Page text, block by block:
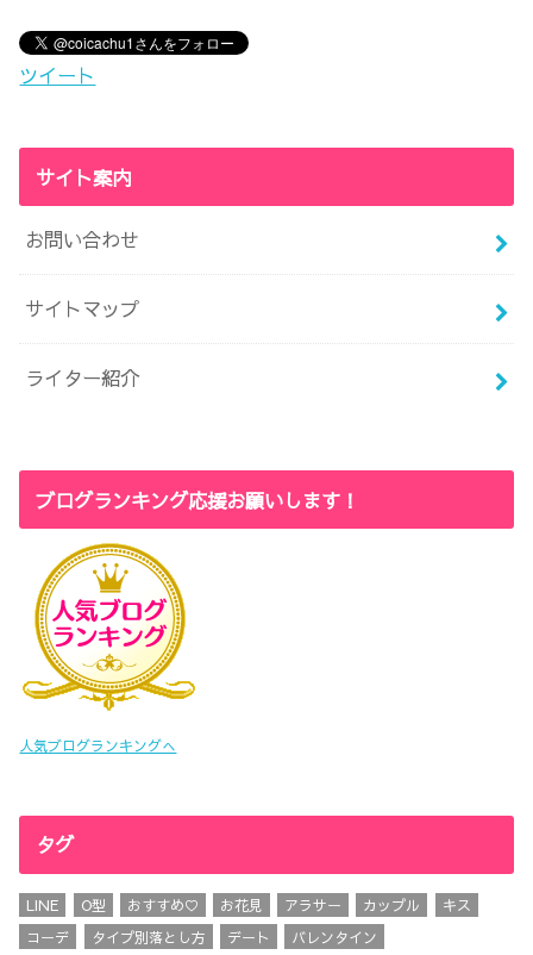
ツイート
サイト案内
お問い合わせ
サイトマップ
ライター紹介
ブログランキング応援お願いします！
人気ブログランキングへ
タグ
LINE O型 おすすめ♡ お花見 アラサー カップル
キス
コーデ
タイプ別落とし方 デート バレンタイン